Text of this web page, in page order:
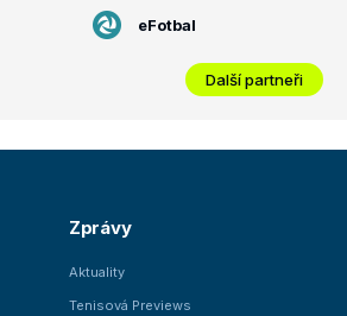
eFotbal
Další partneři
Zprávy
Aktuality
Tenisová Previews